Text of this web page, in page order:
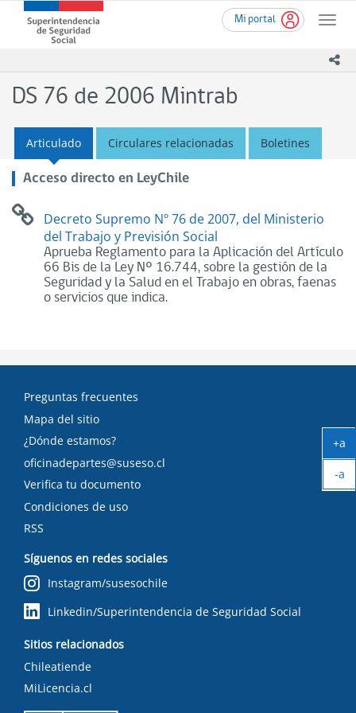
contenido
Mi portal
Toggle
Superintendencia
de
(SUSESO)
-
de
Chile
DS 76 de 2006 Mintrab
Articulado Circulares relacionadas Boletines
Acceso directo en LeyChile
Decreto Supremo Nº 76 de 2007, del Ministerio
del Trabajo y Previsión Social
Aprueba Reglamento para la Aplicación del Artículo
66 Bis de la Ley Nº 16.744, sobre la gestión de la
Seguridad y la Salud en el Trabajo en obras, faenas
o servicios que indica.
Preguntas frecuentes
Mapa del sitio
¿Dónde estamos?
oficinadepartes@suseso.cl
Verifica tu documento
Condiciones de uso
RSS
Síguenos en redes sociales
Instagram/susesochile
Linkedin/Superintendencia de Seguridad Social
Sitios relacionados
Chileatiende
MiLicencia.cl
+a
-a